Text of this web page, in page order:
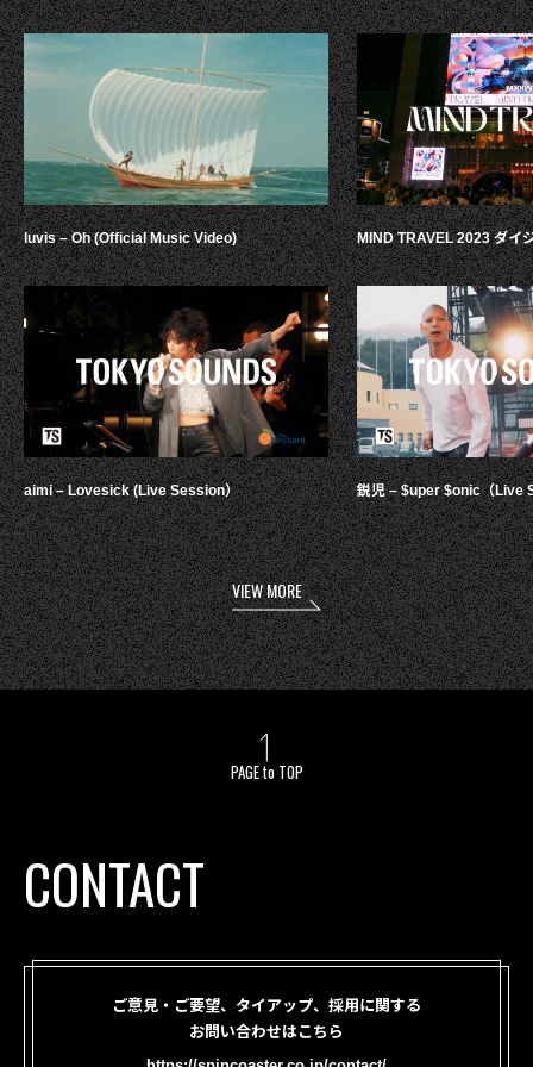
luvis – Oh (Official Music Video)
aimi – Lovesick (Live Session）
MIND TRAVEL 2023 ダイ
鋭児 – $uper $onic（Live
VIEW MORE
PAGE to TOP
CONTACT
ご意見・ご要望、タイアップ、採用に関する
お問い合わせはこちら